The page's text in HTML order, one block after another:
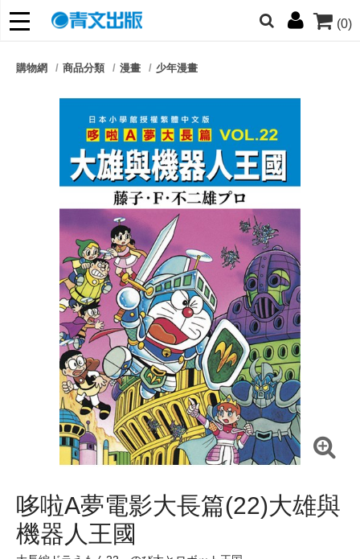
(0)
朋友們，提高警覺！
購物網 商品分類 漫畫 少年漫畫
哆啦A夢電影大長篇(22)大雄與
機器人王國